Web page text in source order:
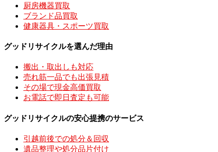
厨房機器買取
ブランド品買取
健康器具・スポーツ買取
グッドリサイクルを選んだ理由
搬出・取出しも対応
売れ筋一品でも出張見積
その場で現金高価買取
お電話で即日査定も可能
グッドリサイクルの安心提携のサービス
引越前後での処分＆回収
遺品整理や処分品片付け